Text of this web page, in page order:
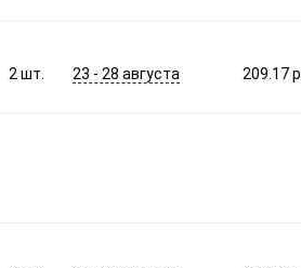
2 шт. 23 - 28 августа 209.17 p.